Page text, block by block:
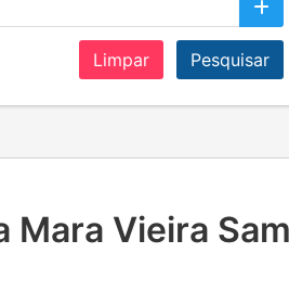
Limpar Pesquisar
Mara Vieira